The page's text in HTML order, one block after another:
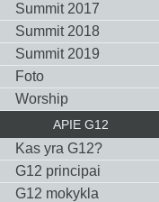
Summit 2017
Summit 2018
Summit 2019
Foto
Worship
APIE G12
Kas yra G12?
G12 principai
G12 mokykla